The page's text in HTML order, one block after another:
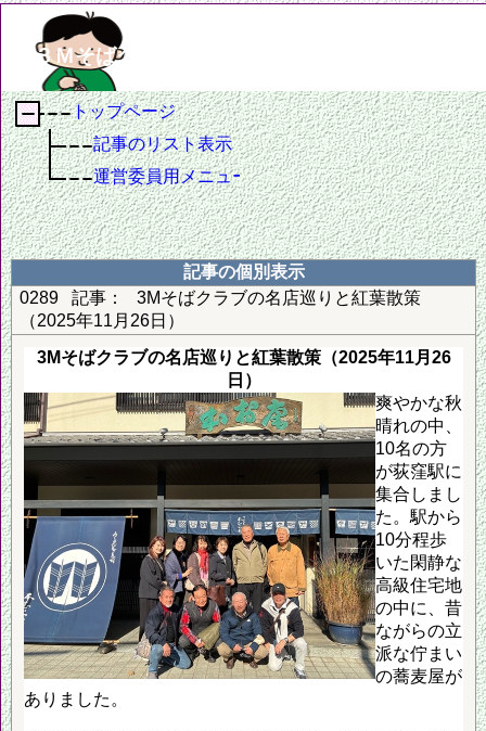
３Ｍそばクラブ
トップページ
記事のリスト表示
運営委員用メニュー
記事の個別表示
0289
記事：
3Mそばクラブの名店巡りと紅葉散策
（2025年11月26日）
3Mそばクラブの名店巡りと紅葉散策（2025年11月26
日）
爽やかな秋
晴れの中、
10名の方
が荻窪駅に
集合しまし
た。駅から
10分程歩
いた閑静な
高級住宅地
の中に、昔
ながらの立
派な佇まい
の蕎麦屋が
ありました。